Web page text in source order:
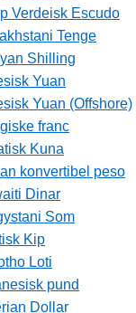
Verdeisk Escudo
Tenge
Shilling
Yuan
Yuan (Offshore)
franc
Kuna
konvertibel peso
Dinar
Som
Kip
Loti
pund
Dollar